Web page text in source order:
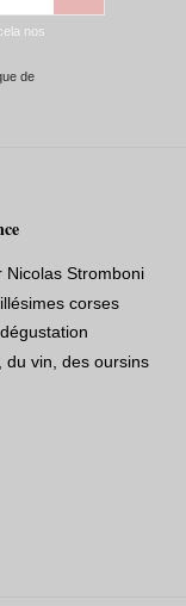
nos
de
Nicolas Stromboni
corses
du vin, des oursins